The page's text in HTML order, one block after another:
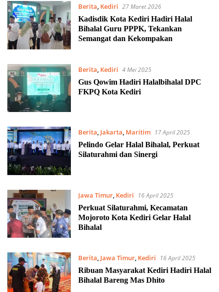
Berita, Kediri 27 Maret 2026
Kadisdik Kota Kediri Hadiri Halal
Bihalal Guru PPPK, Tekankan
Semangat dan Kekompakan
Berita Kediri 4 Mei 2025
Gus Qowim Hadiri Halalbihalal DPC
FKPQ Kota Kediri
Berita, Jakarta, Maritim
17 April 2025
Pelindo Gelar Halal Bihalal, Perkuat
Silaturahmi dan Sinergi
Jawa Timur, Kediri
16 April 2025
Perkuat Silaturahmi, Kecamatan
Mojoroto Kota Kediri Gelar Halal
Bihalal
Berita, Jawa Timur, Kediri
16 April 2025
Ribuan Masyarakat Kediri Hadiri Halal
Bihalal Bareng Mas Dhito